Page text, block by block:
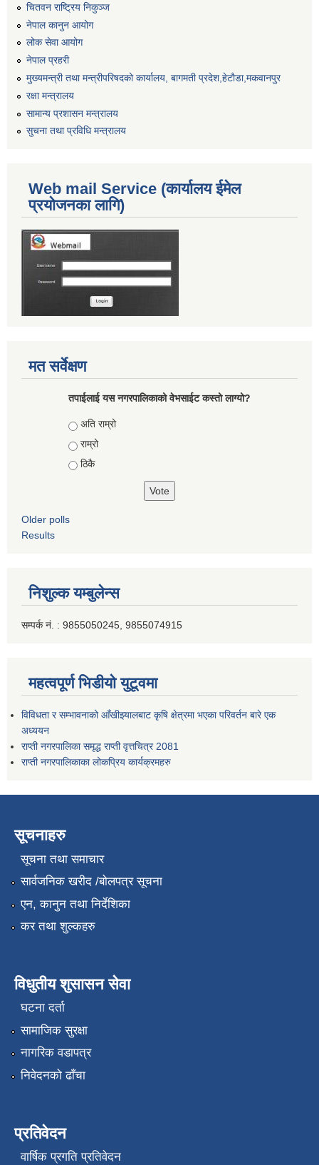
चितवन राष्ट्रिय निकुञ्ज
नेपाल कानुन आयोग
लोक सेवा आयोग
नेपाल प्रहरी
मुख्यमन्त्री तथा मन्त्रीपरिषदको कार्यालय, बागमती प्रदेश,हेटाैडा,मकवानपुर
रक्षा मन्त्रालय
सामान्य प्रशासन मन्त्रालय
सुचना तथा प्रविधि मन्त्रालय
Web mail Service (कार्यालय ईमेल
प्रयोजनका लागि)
मत सर्वेक्षण
तपाईलाई यस नगरपालिकाको वेभसाईट कस्तो लाग्यो?
Choices
अति राम्रो
राम्रो
ठिकै
Older polls
Results
निशुल्क यम्बुलेन्स
सम्पर्क नं. : 9855050245, 9855074915
महत्वपूर्ण भिडीयो युटूवमा
विविधता र सम्भावनाको आँखीझ्यालबाट कृषि क्षेत्रमा भएका परिवर्तन बारे एक
अध्ययन
राप्ती नगरपालिका समृद्ध राप्ती वृत्तचित्र 2081
राप्ती नगरपालिकाका लोकप्रिय कार्यक्रमहरु
सूचनाहरु
सूचना तथा समाचार
सार्वजनिक खरीद /बोलपत्र सूचना
एन, कानुन तथा निर्देशिका
कर तथा शुल्कहरु
विधुतीय शुसासन सेवा
घटना दर्ता
सामाजिक सुरक्षा
नागरिक वडापत्र
निवेदनको ढाँचा
प्रतिवेदन
वार्षिक प्रगति प्रतिवेदन